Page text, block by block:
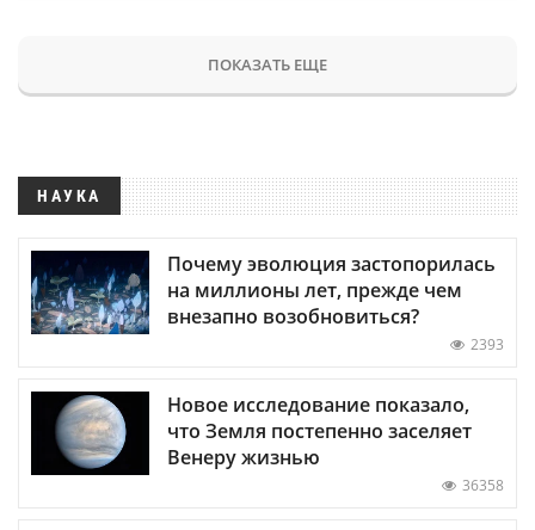
ПОКАЗАТЬ ЕЩЕ
НАУКА
Почему эволюция застопорилась
на миллионы лет, прежде чем
внезапно возобновиться?
2393
Новое исследование показало,
что Земля постепенно заселяет
Венеру жизнью
36358